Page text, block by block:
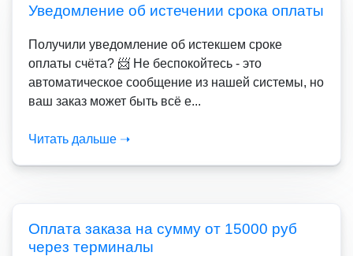
Уведомление об истечении срока оплаты
Получили уведомление об истекшем сроке
оплаты счёта? 📨 Не беспокойтесь - это
автоматическое сообщение из нашей системы, но
ваш заказ может быть всё е...
Читать дальше ➝
Оплата заказа на сумму от 15000 руб
через терминалы